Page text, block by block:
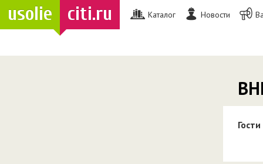
usolie citi.ru Каталог Новости
Гости